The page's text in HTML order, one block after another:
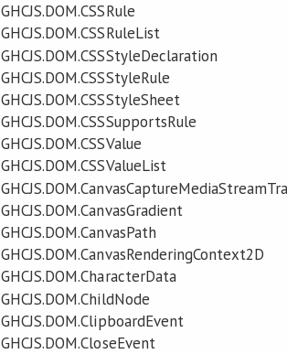
GHCJS.DOM.CSSRule
GHCJS.DOM.CSSRuleList
GHCJS.DOM.CSSStyleDeclaration
GHCJS.DOM.CSSStyleRule
GHCJS.DOM.CSSStyleSheet
GHCJS.DOM.CSSSupportsRule
GHCJS.DOM.CSSValue
GHCJS.DOM.CSSValueList
GHCJS.DOM.CanvasGradient
GHCJS.DOM.CanvasPath
GHCJS.DOM.CanvasRenderingContext2D
GHCJS.DOM.CharacterData
GHCJS.DOM.ChildNode
GHCJS.DOM.ClipboardEvent
GHCJS.DOM.CloseEvent